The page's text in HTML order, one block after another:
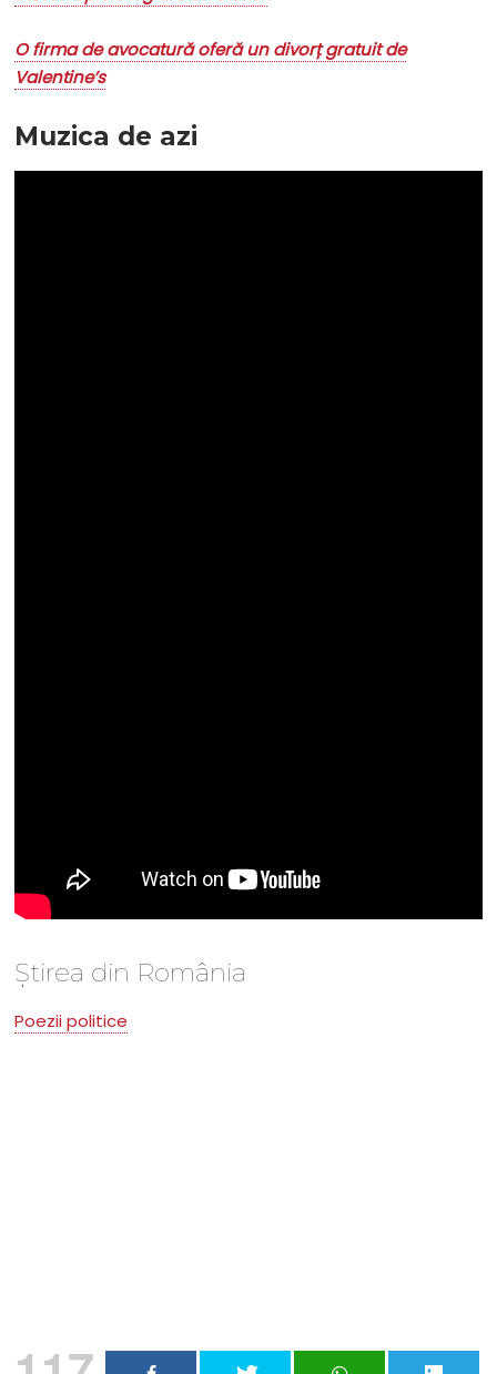
O firma de avocatură oferă un divorț gratuit de
Valentine’s
Muzica de azi
Știrea din România
Poezii politice